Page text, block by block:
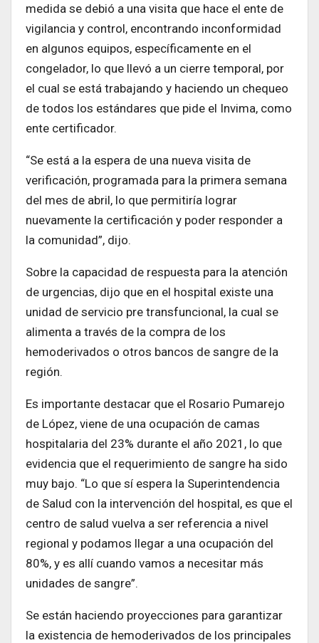
medida se debió a una visita que hace el ente de
vigilancia y control, encontrando inconformidad
en algunos equipos, específicamente en el
congelador, lo que llevó a un cierre temporal, por
el cual se está trabajando y haciendo un chequeo
de todos los estándares que pide el Invima, como
ente certificador.
“Se está a la espera de una nueva visita de
verificación, programada para la primera semana
del mes de abril, lo que permitiría lograr
nuevamente la certificación y poder responder a
la comunidad”, dijo.
Sobre la capacidad de respuesta para la atención
de urgencias, dijo que en el hospital existe una
unidad de servicio pre transfuncional, la cual se
alimenta a través de la compra de los
hemoderivados o otros bancos de sangre de la
región.
Es importante destacar que el Rosario Pumarejo
de López, viene de una ocupación de camas
hospitalaria del 23% durante el año 2021, lo que
evidencia que el requerimiento de sangre ha sido
muy bajo. “Lo que sí espera la Superintendencia
de Salud con la intervención del hospital, es que el
centro de salud vuelva a ser referencia a nivel
regional y podamos llegar a una ocupación del
80%, y es allí cuando vamos a necesitar más
unidades de sangre”.
Se están haciendo proyecciones para garantizar
la existencia de hemoderivados de los principales